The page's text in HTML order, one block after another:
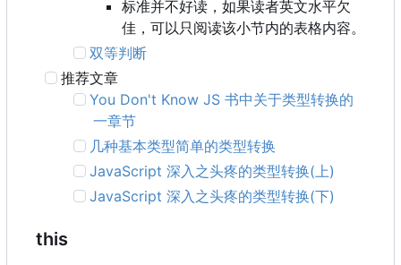
标准并不好读，如果读者英文水平欠
佳，可以只阅读该小节内的表格内容。
双等判断
推荐文章
You Don't Know JS 书中关于类型转换的
一章节
几种基本类型简单的类型转换
JavaScript 深入之头疼的类型转换(上)
JavaScript 深入之头疼的类型转换(下)
this